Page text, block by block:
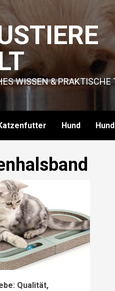
WISSEN & PRAKTISCHE
Hund
Qualität,